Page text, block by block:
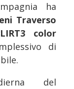
ha
Traverso
color
di
del